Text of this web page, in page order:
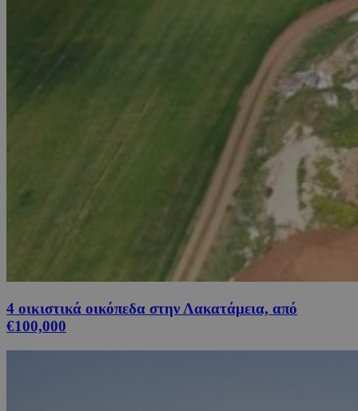
4 οικιστικά οικόπεδα στην Λακατάμεια, από
€100,000